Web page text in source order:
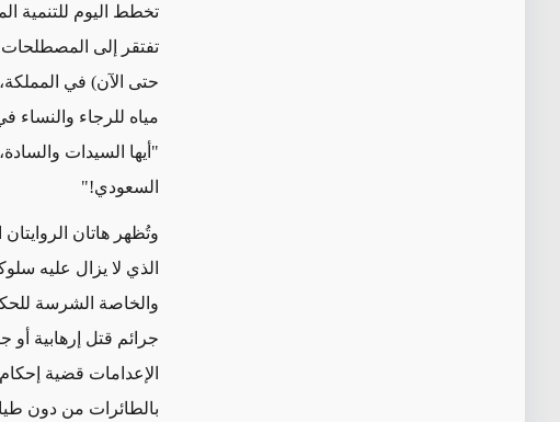
تخطط اليوم للتنمية
تفتقر إلى
حتى الآن) في
مياه للرجاء
"أيها السيدات
السعودي!"
وتُظهر هاتان
الذي لا يزال عليه
جرائم قتل إرهابية
الإعدامات قضية
بالطائرات من دون